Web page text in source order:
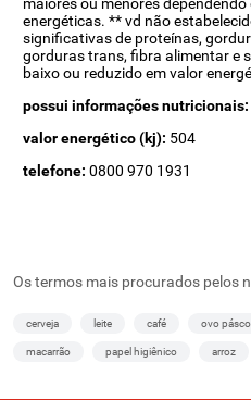
energéticas. ** vd não
significativas de proteínas,
gorduras trans, fibra alimentar e
baixo ou reduzido em valor
possui informações nutricionais:
valor energético (kj): 504
telefone: 0800 970 1931
Os termos mais procurados pelos
cerveja leite café ovo
macarrão papel higiênico arroz